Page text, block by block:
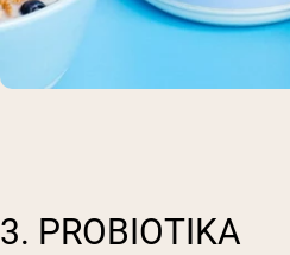
3. PROBIOTIKA